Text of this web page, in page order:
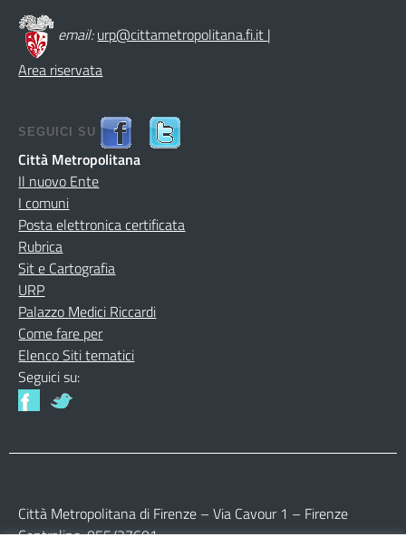
email:urp@cittametropolitana.fi.it |
Area riservata
SEGUICI SU
Città Metropolitana
Il nuovo Ente
I comuni
Posta elettronica certificata
Rubrica
Sit e Cartografia
URP
Palazzo Medici Riccardi
Come fare per
Elenco Siti tematici
Seguici su:
Città Metropolitana di Firenze – Via Cavour 1 – Firenze
Centralino: 055/27601